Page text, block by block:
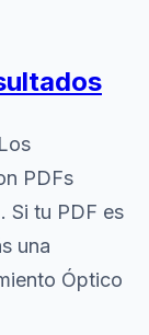
Los
PDFs
Si tu PDF es
una
Óptico